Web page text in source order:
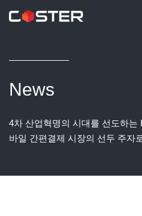
News
4차 산업혁명의 시대를 선도하는
바일 간편결제 시장의 선두 주자